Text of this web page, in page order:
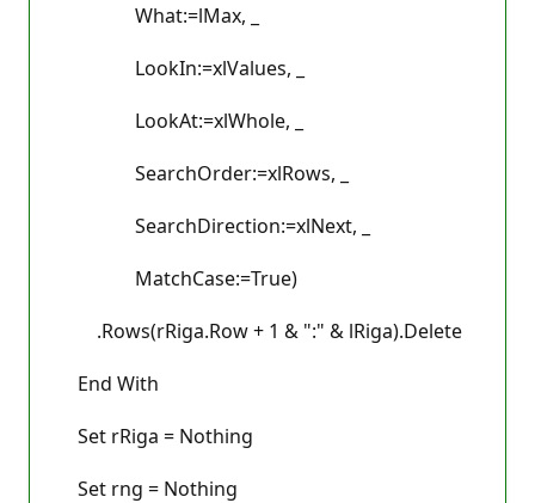
What:=lMax, _
LookIn:=xlValues, _
LookAt:=xlWhole, _
SearchOrder:=xlRows, _
SearchDirection:=xlNext, _
MatchCase:=True)
.Rows(rRiga.Row + 1 & ":" & lRiga).Delete
End With
Set rRiga = Nothing
Set rng = Nothing